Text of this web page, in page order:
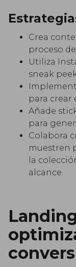
Crea
proceso
Utiliza
sneak
para crear
Añade
para
Colabora
muestren
la
alcance.